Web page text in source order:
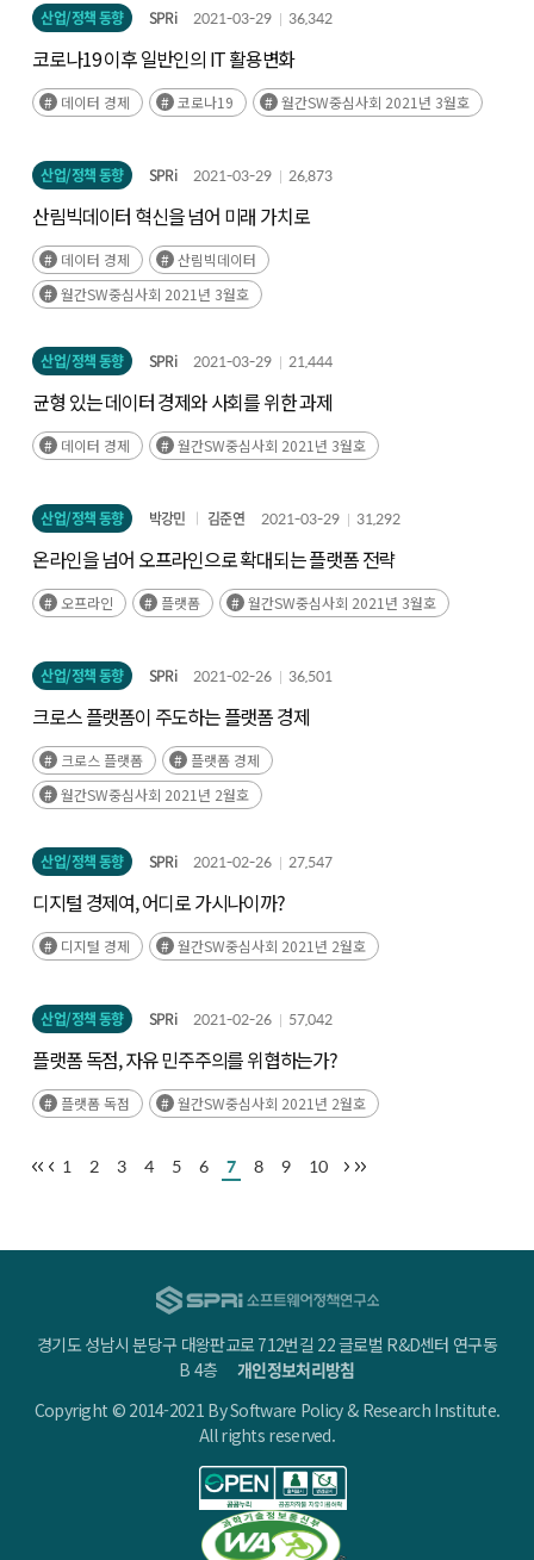
산업/정책 동향 SPRi 2021-03-29 36,342
코로나19 이후 일반인의 IT 활용변화
데이터 경제 코로나19 월간SW중심사회 2021년 3월호
산업/정책 동향 SPRi 2021-03-29 26,873
산림빅데이터 혁신을 넘어 미래 가치로
데이터 경제
산림빅데이터
월간SW중심사회 2021년 3월호
산업/정책 동향 SPRi 2021-03-29 21,444
균형 있는 데이터 경제와 사회를 위한 과제
데이터 경제 월간SW중심사회 2021년 3월호
산업/정책 동향 박강민 김준연 2021-03-29 31,292
온라인을 넘어 오프라인으로 확대되는 플랫폼 전략
오프라인 플랫폼 월간SW중심사회 2021년 3월호
산업/정책 동향 SPRi 2021-02-26 36,501
크로스 플랫폼이 주도하는 플랫폼 경제
크로스 플랫폼
플랫폼 경제
월간SW중심사회 2021년 2월호
산업/정책 동향 SPRi 2021-02-26 27,547
디지털 경제여, 어디로 가시나이까?
디지털 경제 월간SW중심사회 2021년 2월호
산업/정책 동향 SPRi 2021-02-26 57,042
플랫폼 독점, 자유 민주주의를 위협하는가?
플랫폼 독점 월간SW중심사회 2021년 2월호
1 2 3 4 5 6 7 8 9 10
경기도 성남시 분당구 대왕판교로 712번길 22 글로벌 R&D센터 연구동
B 4층개인정보처리방침
Copyright © 2014-2021 By Software Policy & Research Institute.
All rights reserved.